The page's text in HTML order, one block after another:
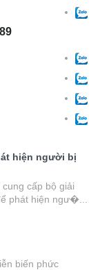
hiện người bị
cấp bộ giải
phát hiện ngư�...
biến phức